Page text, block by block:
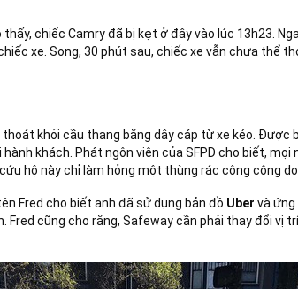
chiếc Camry đã bị kẹt ở đây vào lúc 13h23.
xe. Song, 30 phút sau, chiếc xe vẫn chưa thể